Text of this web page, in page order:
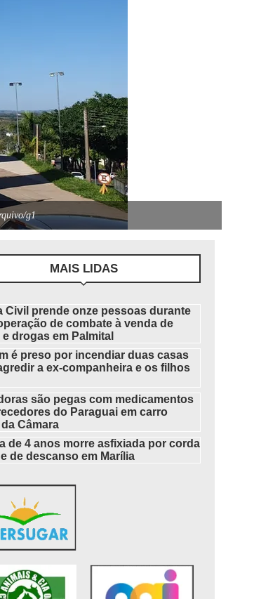
g1
MAIS LIDAS
Civil prende onze pessoas durante
de combate à venda de
drogas em Palmital
é preso por incendiar duas casas
a ex-companheira e os filhos
são pegas com medicamentos
do Paraguai em carro
Câmara
de 4 anos morre asfixiada por corda
de descanso em Marília